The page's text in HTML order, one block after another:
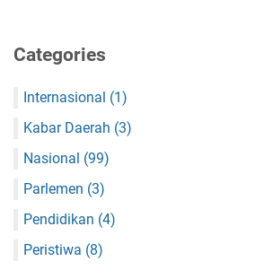
Categories
Internasional (1)
Kabar Daerah (3)
Nasional (99)
Parlemen (3)
Pendidikan (4)
Peristiwa (8)